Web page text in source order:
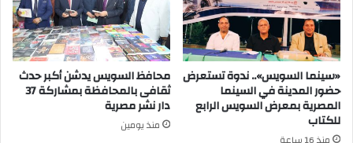
«سينما السويس».. ندوة تستعرض
حضور المدينة في السينما
المصرية بمعرض السويس الرابع
للكتاب
محافظ السويس يدشن أكبر حدث
ثقافى بالمحافظة بمشاركة 37
دار نشر مصرية
منذ يومين